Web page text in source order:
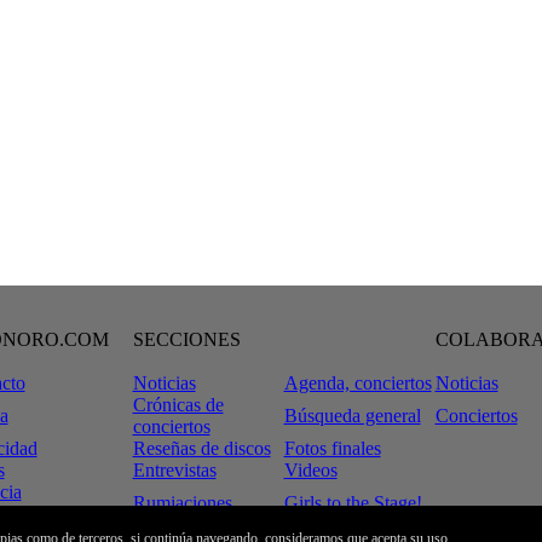
como de terceros, si continúa navegando, consideramos que acepta su uso.
SECCIONES COLABORA
Noticias Agenda, conciertos Noticias
Crónicas de
conciertos
Búsqueda general
Conciertos
Reseñas de discos
Fotos finales
Entrevistas
Videos
Rumiaciones
Girls to the Stage!
Legal
Tinta & Decibelios